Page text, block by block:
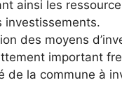
ainsi les
investissements.
des moyens
important
de la commune à